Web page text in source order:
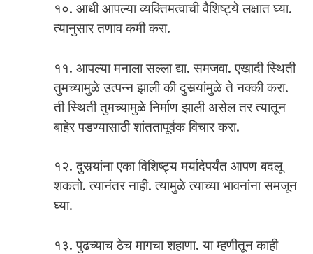
१०. आधी आपल्या व्यक्तिमत्वाची वैशिष्ट्ये लक्षात घ्या.
त्यानुसार तणाव कमी करा.
११. आपल्या मनाला सल्ला द्या. समजवा. एखादी स्थिती
तुमच्यामुळे उत्पन्न झाली की दुसर्‍यांमुळे ते नक्की करा.
ती स्थिती तुमच्यामुळे निर्माण झाली असेल तर त्यातून
बाहेर पडण्यासाठी शांततापूर्वक विचार करा.
१२. दुसर्‍यांना एका विशिष्ट्य मर्यादेपर्यंत आपण बदलू
शकतो. त्यानंतर नाही. त्यामुळे त्याच्या भावनांना समजून
घ्या.
१३. पुढच्याच ठेच मागचा शहाणा. या म्हणीतून काही